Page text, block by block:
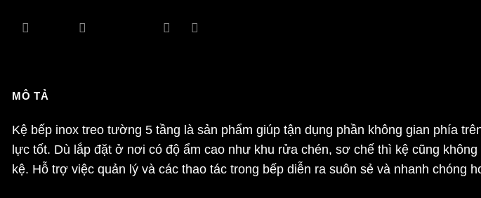
MÔ TẢ
Kệ bếp inox treo tường 5 tầng là sản phẩm giúp tận dụng phần không gian phía
lực tốt. Dù lắp đặt ở nơi có độ ẩm cao như khu rửa chén, sơ chế thì kệ cũng
kệ. Hỗ trợ việc quản lý và các thao tác trong bếp diễn ra suôn sẻ và nhanh chóng